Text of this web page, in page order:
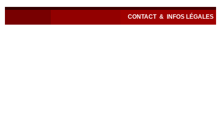
CONTACT & INFOS LÉGALES